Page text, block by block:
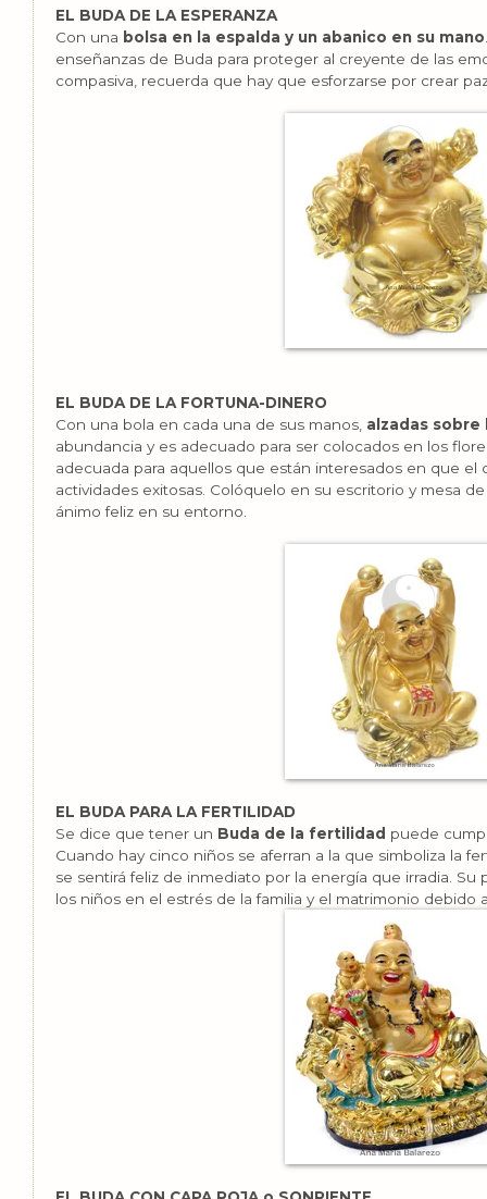
EL BUDA DE LA ESPERANZA
Con una bolsa en la espalda y un abanico en su mano
enseñanzas de Buda para proteger al creyente de las
compasiva, recuerda que hay que esforzarse por crear
EL BUDA DE LA FORTUNA-DINERO
Con una bola en cada una de sus manos, alzadas sobre
abundancia y es adecuado para ser colocados en los
adecuada para aquellos que están interesados en que el
actividades exitosas. Colóquelo en su escritorio y mesa
ánimo feliz en su entorno.
EL BUDA PARA LA FERTILIDAD
Se dice que tener un Buda de la fertilidad puede
Cuando hay cinco niños se aferran a la que simboliza la
se sentirá feliz de inmediato por la energía que irradia.
los niños en el estrés de la familia y el matrimonio debido